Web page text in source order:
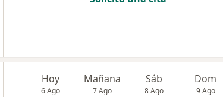
Hoy
6 Ago
Mañana
7 Ago
Sáb
8 Ago
Dom
9 Ago